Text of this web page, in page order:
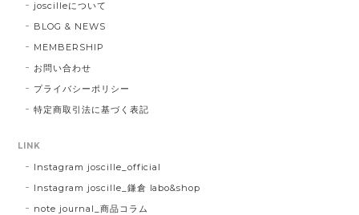
joscilleについて
BLOG & NEWS
MEMBERSHIP
お問い合わせ
プライバシーポリシー
特定商取引法に基づく表記
LINK
Instagram joscille_official
Instagram joscille_鎌倉 labo&shop
note journal_商品コラム